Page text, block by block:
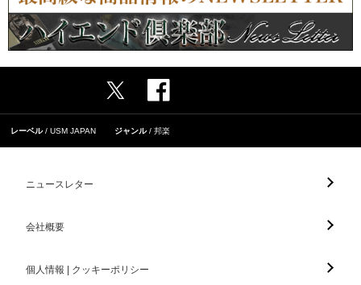
レーベル USM JAPAN ジャンル 邦楽
ニュースレター
会社概要
個人情報 | クッキーポリシー